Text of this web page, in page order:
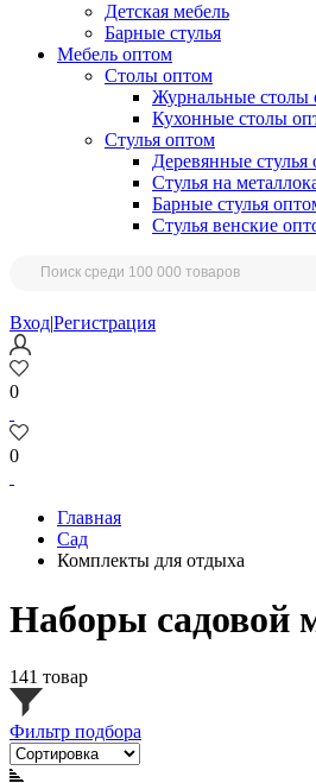
Детская мебель
Барные стулья
Мебель оптом
Столы оптом
Журнальные столы
Кухонные столы
Стулья оптом
Деревянные стулья
Стулья на
Барные стулья
Стулья венские
Вход|Регистрация
0
0
Главная
Сад
Комплекты для отдыха
Наборы садовой
141 товар
Фильтр подбора